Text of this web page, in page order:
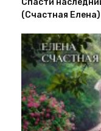
Спасти
(Счастная Елена)